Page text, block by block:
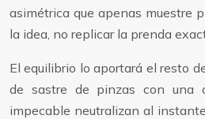
asimétrica que apenas muestre
la idea, no replicar la prenda
El equilibrio lo aportará el resto
de sastre de pinzas con una
impecable neutralizan al